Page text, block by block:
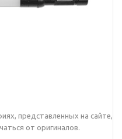
представленных на сайте,
от оригиналов.